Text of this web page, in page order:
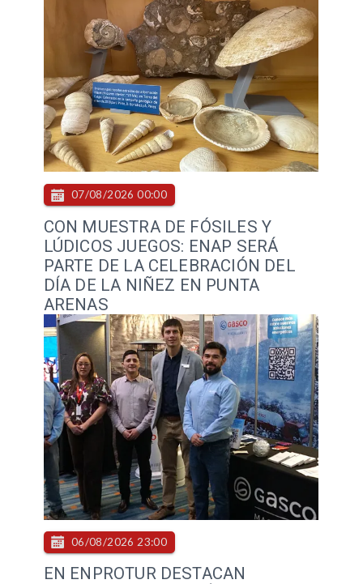
CON MUESTRA DE FÓSILES Y
LÚDICOS JUEGOS: ENAP SERÁ
PARTE DE LA CELEBRACIÓN DEL
DÍA DE LA NIÑEZ EN PUNTA
ARENAS
07/08/2026 00:00
EN ENPROTUR DESTACAN
06/08/2026 23:00